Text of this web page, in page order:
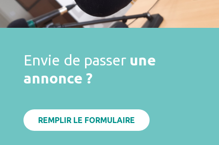
Envie de passer une
annonce ?
REMPLIR LE FORMULAIRE